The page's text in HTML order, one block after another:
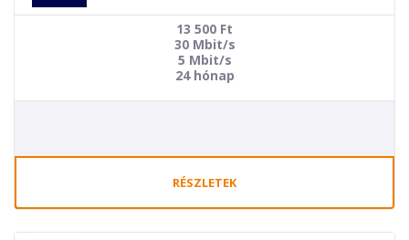
13 500 Ft
30 Mbit/s
5 Mbit/s
24 hónap
RÉSZLETEK